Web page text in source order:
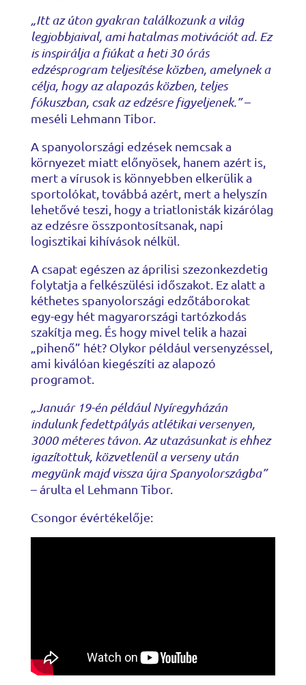
„Itt az úton gyakran találkozunk a világ
legjobbjaival, ami hatalmas motivációt ad. Ez
is inspirálja a fiúkat a heti 30 órás
edzésprogram teljesítése közben, amelynek a
célja, hogy az alapozás közben, teljes
fókuszban, csak az edzésre figyeljenek.”–
meséli Lehmann Tibor.
A spanyolországi edzések nemcsak a
környezet miatt előnyösek, hanem azért is,
mert a vírusok is könnyebben elkerülik a
sportolókat, továbbá azért, mert a helyszín
lehetővé teszi, hogy a triatlonisták kizárólag
az edzésre összpontosítsanak, napi
logisztikai kihívások nélkül.
A csapat egészen az áprilisi szezonkezdetig
folytatja a felkészülési időszakot. Ez alatt a
kéthetes spanyolországi edzőtáborokat
egy-egy hét magyarországi tartózkodás
szakítja meg. És hogy mivel telik a hazai
„pihenő” hét? Olykor például versenyzéssel,
ami kiválóan kiegészíti az alapozó
programot.
„Január 19-én például Nyíregyházán
indulunk fedettpályás atlétikai versenyen,
3000 méteres távon. Az utazásunkat is ehhez
igazítottuk, közvetlenül a verseny után
megyünk majd vissza újra Spanyolországba”
– árulta el Lehmann Tibor.
Csongor évértékelője: